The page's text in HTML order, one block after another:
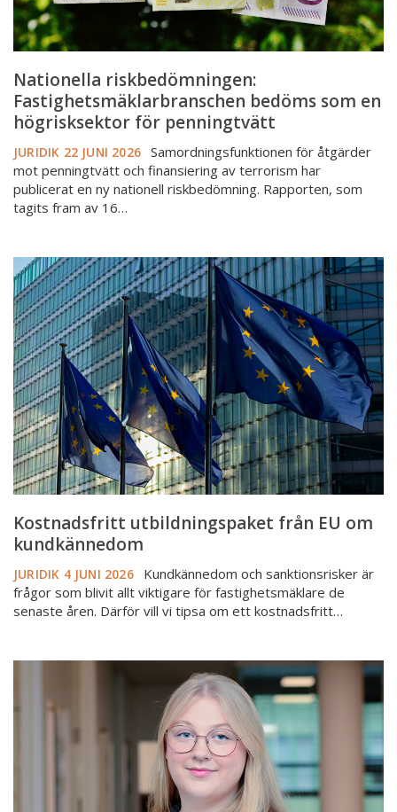
Nationella riskbedömningen:
Fastighetsmäklarbranschen bedöms som en
högrisksektor för penningtvätt
JURIDIK 22 JUNI 2026 Samordningsfunktionen för åtgärder
mot penningtvätt och finansiering av terrorism har
publicerat en ny nationell riskbedömning. Rapporten, som
tagits fram av 16…
Kostnadsfritt
utbildningspaket
från
EU
om
kundkännedom
Kostnadsfritt utbildningspaket från EU om
kundkännedom
JURIDIK 4 JUNI 2026
Kundkännedom och sanktionsrisker är
frågor som blivit allt viktigare för fastighetsmäklare de
senaste åren. Därför vill vi tipsa om ett kostnadsfritt…
Nya